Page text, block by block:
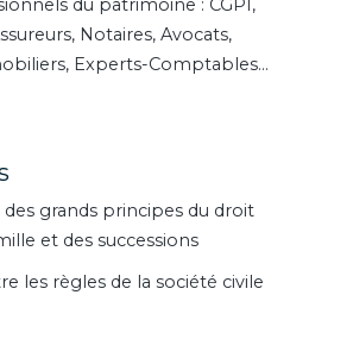
du patrimoine : CGPI,
Notaires, Avocats,
Experts-Comptables…
des grands principes du droit
et des successions
les règles de la société civile